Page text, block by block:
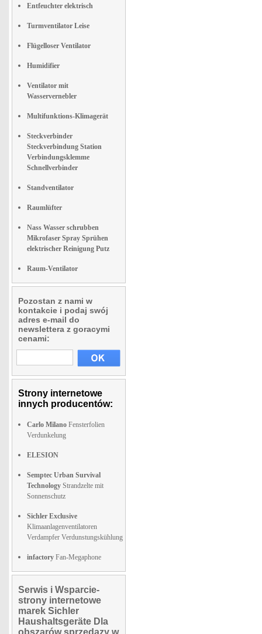
Entfeuchter elektrisch
Turmventilator Leise
Flügelloser Ventilator
Humidifier
Ventilator mit
Wasservernebler
Multifunktions-Klimagerät
Steckverbinder
Steckverbindung Station
Verbindungsklemme
Schnellverbinder
Standventilator
Raumlüfter
Nass Wasser schrubben
Mikrofaser Spray Sprühen
elektrischer Reinigung Putz
Raum-Ventilator
Pozostan z nami w
kontakcie i podaj swój
adres e-mail do
newslettera z goracymi
cenami:
Strony internetowe
innych producentów:
Carlo Milano Fensterfolien
Verdunkelung
ELESION
Semptec Urban Survival
Technology Strandzelte mit
Sonnenschutz
Sichler Exclusive
Klimaanlagenventilatoren
Verdampfer Verdunstungskühlung
infactory Fan-Megaphone
Serwis i Wsparcie-
strony internetowe
marek Sichler
Haushaltsgeräte Dla
obszarów sprzedazy w